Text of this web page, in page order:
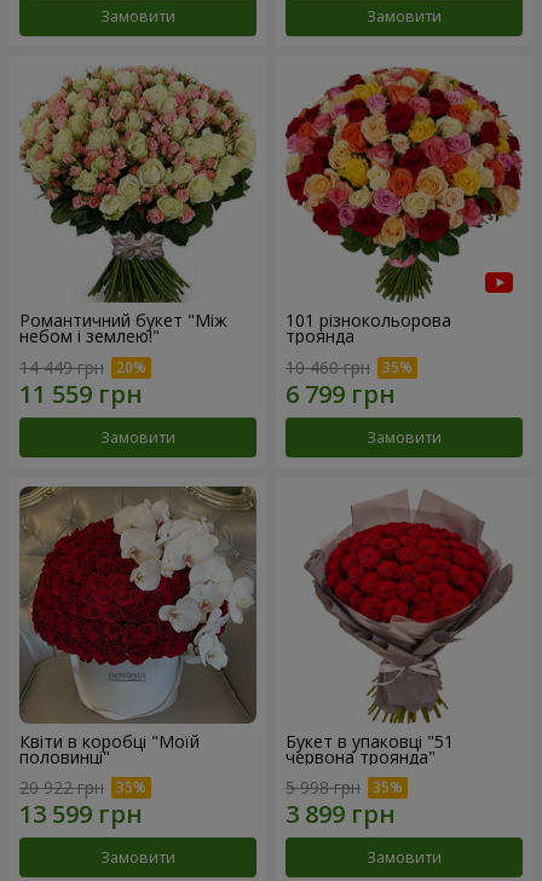
Замовити Замовити
Романтичний букет "Між
небом і землею!"
14 449 грн
Замовити
101 різнокольорова
троянда
10 460 грн
Замовити
Квіти в коробці "Моїй
половинці"
20 922 грн
Замовити
Букет в упаковці "51
червона троянда"
5 998 грн
Замовити